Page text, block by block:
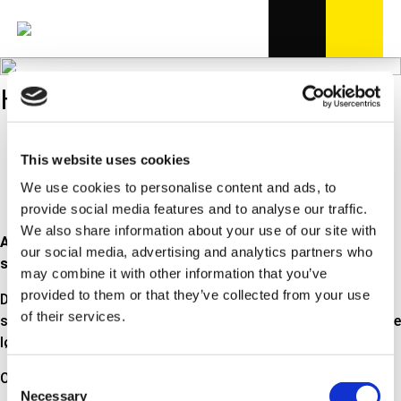
This website uses cookies
We use cookies to personalise content and ads, to
provide social media features and to analyse our traffic.
We also share information about your use of our site with
our social media, advertising and analytics partners who
may combine it with other information that you’ve
provided to them or that they’ve collected from your use
of their services.
Consent
Necessary
HÅNDBREMSE-KABLER
OE-kvalitet
Fittings, beslag og beskyttelse som OE
OE på mange bilmodeller
Alle håndbremse-kabler er fremstillet i henhold til OEM
specifikationer
Det betyder, at alle fittings, beslag, beskyttelse etc. er 100%
svarende til det originale kabel, hvilket giver den bedst mulige
løsning med hensyn til sikkerhed og installation.
OE monteret på en lang række bilmodeller.